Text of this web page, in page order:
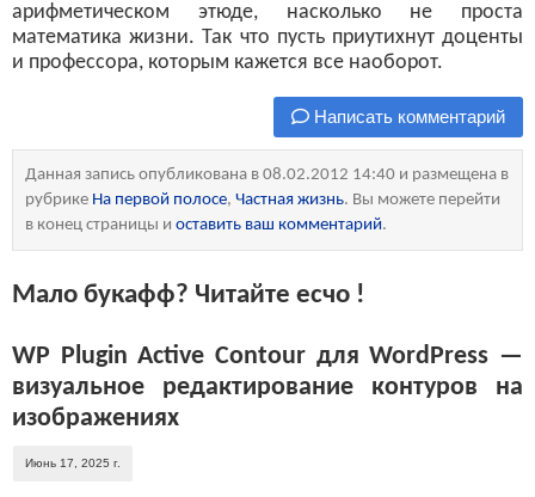
арифметическом этюде, насколько не проста
математика жизни. Так что пусть приутихнут доценты
и профессора, которым кажется все наоборот.
Написать комментарий
Данная запись опубликована в 08.02.2012 14:40 и размещена в
рубрике На первой полосе, Частная жизнь. Вы можете перейти
в конец страницы и оставить ваш комментарий.
Мало букафф? Читайте есчо !
WP Plugin Active Contour для WordPress —
визуальное редактирование контуров на
изображениях
Июнь 17, 2025 г.